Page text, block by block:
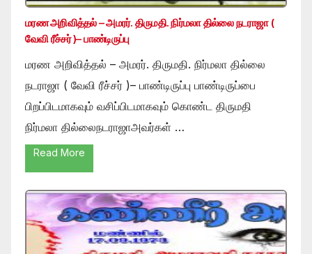
மரண அறிவித்தல் – அமரர். திருமதி. நிர்மலா தில்லை நடராஜா (
வேவி ரீச்சர் )– பாண்டிருப்பு
மரண அறிவித்தல் – அமரர். திருமதி. நிர்மலா தில்லை
நடராஜா ( வேவி ரீச்சர் )– பாண்டிருப்பு பாண்டிருப்பை
பிறப்பிடமாகவும் வசிப்பிடமாகவும் கொண்ட திருமதி
நிர்மலா தில்லைநடராஜாஅவர்கள் …
Read More